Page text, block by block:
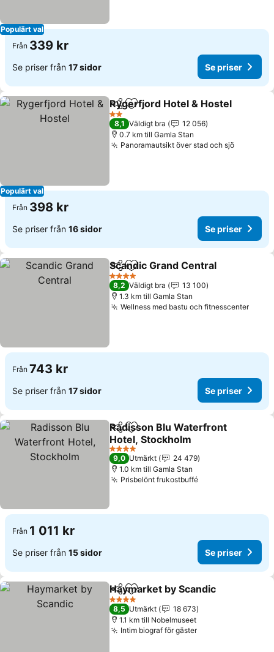
Populärt val
Från 339 kr
Se priser från 17 sidor Se priser
Populärt val
Dela Lägg till i Mina Favoriter
Rygerfjord Hotel & Hostel
2 Stjärnor
8,1 Väldigt bra
12 056
0.7 km till Gamla Stan
Panoramautsikt över stad och sjö
Från 398 kr
Se priser från 16 sidor Se priser
Dela Lägg till i Mina Favoriter
Scandic Grand Central
4 Stjärnor
8,2 Väldigt bra
13 100
1.3 km till Gamla Stan
Wellness med bastu och fitnesscenter
Från 743 kr
Se priser från 17 sidor Se priser
Dela Lägg till i Mina Favoriter
Radisson Blu Waterfront
Hotel, Stockholm
4 Stjärnor
9,0 Utmärkt
24 479
1.0 km till Gamla Stan
Prisbelönt frukostbuffé
Från 1 011 kr
Se priser från 15 sidor Se priser
Dela Lägg till i Mina Favoriter
Haymarket by Scandic
4 Stjärnor
8,5 Utmärkt
18 673
1.1 km till Nobelmuseet
Intim biograf för gäster